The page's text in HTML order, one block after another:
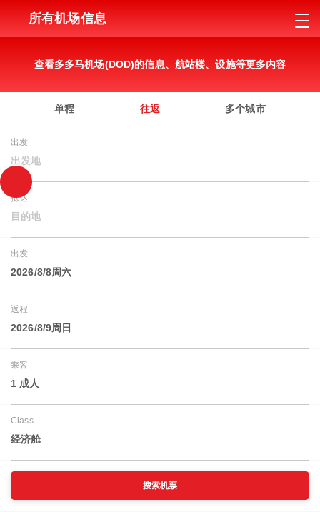
所有机场信息
查看多多马机场(DOD)的信息、航站楼、设施等更多内容
单程 往返 多个城市
出发
出发地
抵达
目的地
出发
2026/8/8周六
返程
2026/8/9周日
乘客
1 成人
Class
经济舱
搜索机票